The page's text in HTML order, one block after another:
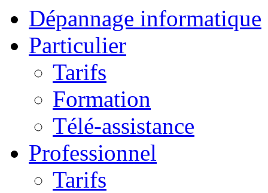
Dépannage informatique
Particulier
Tarifs
Formation
Télé-assistance
Professionnel
Tarifs